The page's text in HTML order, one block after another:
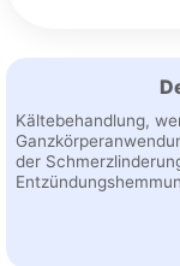
Kältebehandlung,
der